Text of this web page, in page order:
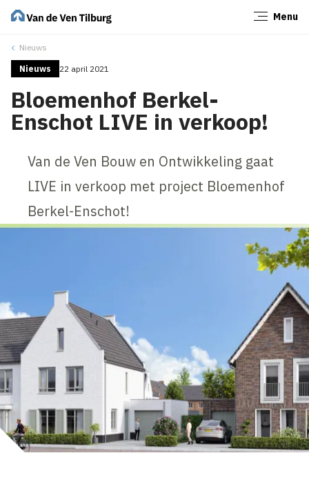
Menu
Nieuws
Nieuws 22 april 2021
Bloemenhof Berkel-
Enschot LIVE in verkoop!
Van de Ven Bouw en Ontwikkeling gaat
LIVE in verkoop met project Bloemenhof
Berkel-Enschot!
Sluiten